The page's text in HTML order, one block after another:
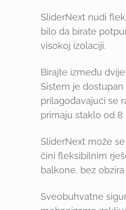
SliderNext nudi
bilo da birate
visokoj izolaciji.
Birajte između
Sistem je dostupan
prilagođavajući se
primaju staklo od
SliderNext može
čini fleksibilnim
balkone, bez
Sveobuhvatne